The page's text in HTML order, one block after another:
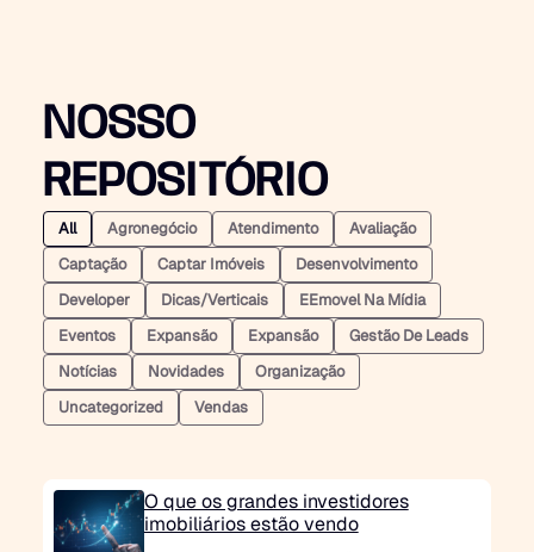
NOSSO
REPOSITÓRIO
All Agronegócio Atendimento
Avaliação
Captação
Captar Imóveis
Desenvolvimento
Developer
Dicas/verticais
EEmovel Na Mídia
Eventos
Expansão Expansão
Gestão De Leads
Notícias
Novidades
Organização
Uncategorized
Vendas
O que os grandes investidores
imobiliários estão vendo